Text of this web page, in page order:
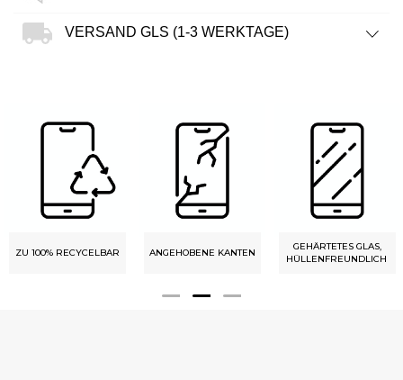
VERSAND GLS (1-3 WERKTAGE)
ZU 100% RECYCELBAR ANGEHOBENE KANTEN
GEHÄRTETES GLAS,
HÜLLENFREUNDLICH